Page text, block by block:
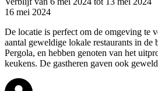
16 mei 2024
De locatie is perfect om de omgeving te
aantal geweldige lokale restaurants in de
Pergola, en hebben genoten van het
keukens. De gastheren gaven ook